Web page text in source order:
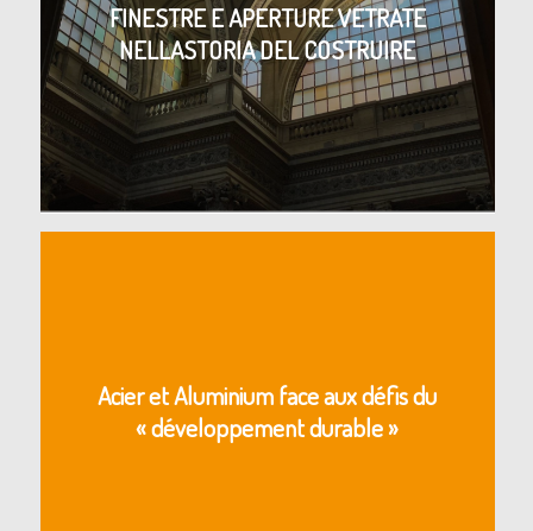
FINESTRE E APERTURE VETRATE
NELLASTORIA DEL COSTRUIRE
Acier et Aluminium face aux défis du
« développement durable »